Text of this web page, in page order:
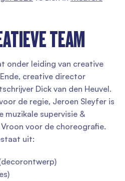
TEAM
onder leiding van creative
creative director
Dick van den Heuvel.
de regie, Jeroen Sleyfer is
muzikale supervisie &
voor de choreografie.
uit: